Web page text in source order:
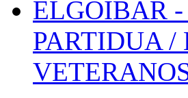
ELGOIBAR
PARTIDUA /